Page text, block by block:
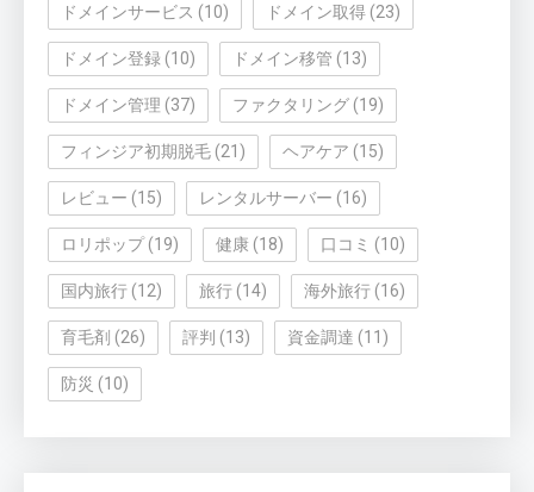
ドメインサービス (10) ドメイン取得 (23)
ドメイン登録 (10) ドメイン移管 (13)
ドメイン管理 (37) ファクタリング (19)
フィンジア初期脱毛 (21) ヘアケア (15)
レビュー (15) レンタルサーバー (16)
ロリポップ(19) 健康 (18) 口コミ (10)
国内旅行 (12) 旅行 (14) 海外旅行 (16)
育毛剤 (26) 評判 (13) 資金調達 (11)
防災 (10)